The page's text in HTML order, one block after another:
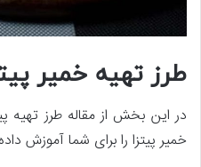
طرز تهیه خمیر
در این بخش از مقاله طرز تهیه
خمیر پیتزا را برای شما آموزش